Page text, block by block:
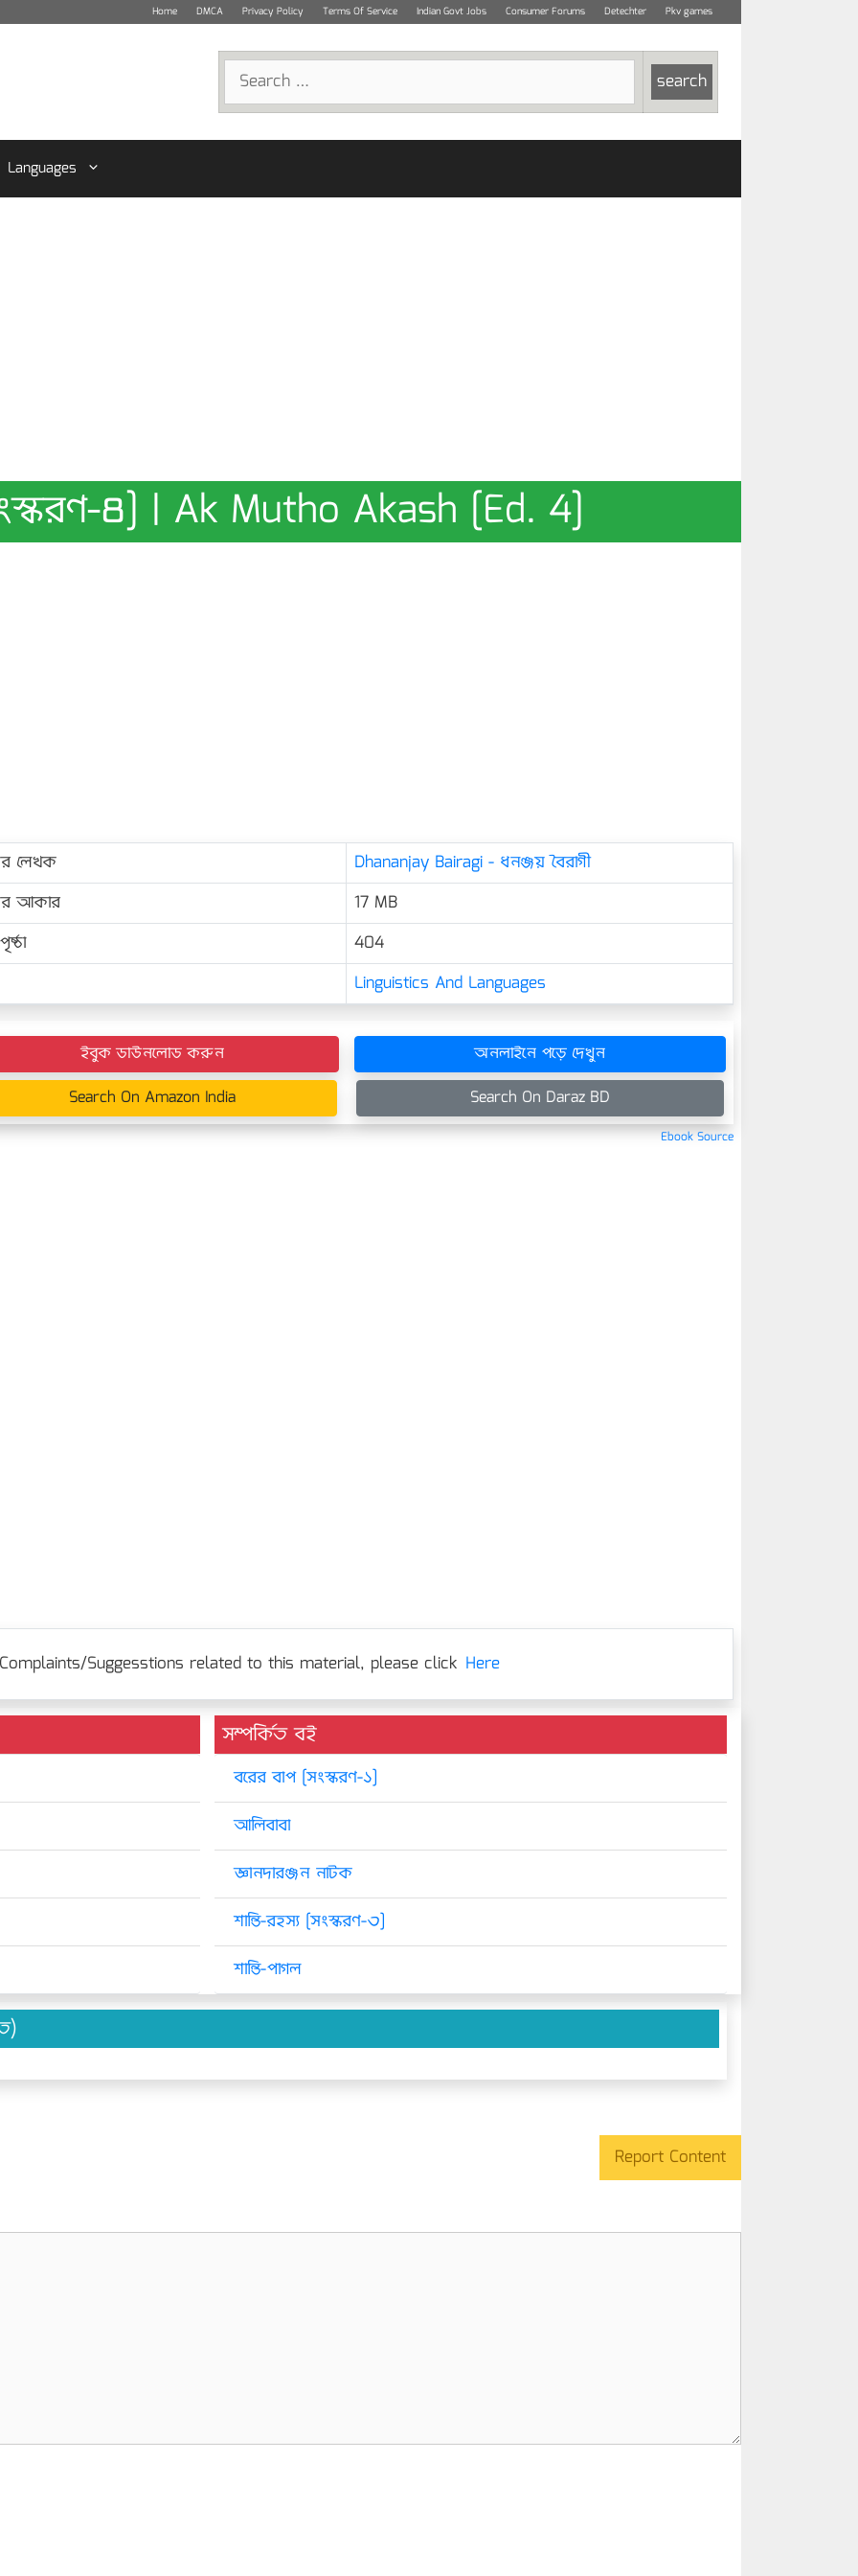
Home DMCA Privacy Policy Terms Of Service Indian Govt Jobs Consumer Forums Detechter Pkv games
Search
for:
Languages
৪] | Ak Mutho Akash [Ed. 4]
লেখক
Dhananjay Bairagi - ধনঞ্জয় বৈরাগী
আকার
17 MB
404
Linguistics And Languages
ইবুক ডাউনলোড করুন
অনলাইনে পড়ে দেখুন
Search On Amazon India
Search On Daraz BD
Ebook Source
Suggesstions related to this material, please click Here
সম্পর্কিত বই
বরের বাপ [সংস্করণ-১]
আলিবাবা
জ্ঞানদারঞ্জন নাটক
শান্তি-রহস্য [সংস্করণ-৩]
শান্তি-পাগল
Report Content